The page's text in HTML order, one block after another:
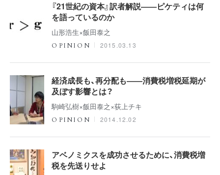
『21世紀の資本』訳者解説――ピケティは何
を語っているのか
山形浩生×飯田泰之
OPINION 2015.03.13
経済成長も、再分配も――消費税増税延期が
及ぼす影響とは？
駒崎弘樹×飯田泰之×荻上チキ
OPINION 2014.12.02
アベノミクスを成功させるために、消費税増
税を先送りせよ